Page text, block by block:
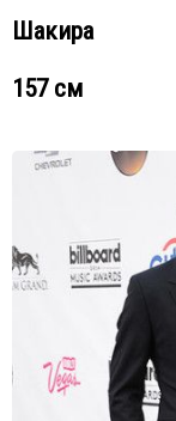
Шакира
157 см